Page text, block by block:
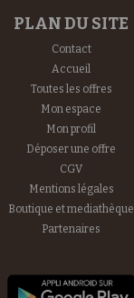
PLAN DU SITE
Contact
Accueil
Toutes les offres
Mon espace
Mon profil
Déposer une offre
CGV
Mentions légales
Boutique et mediathèque
Partenaires